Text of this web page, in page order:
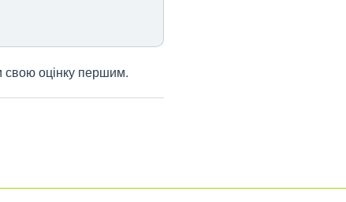
свою оцінку першим.